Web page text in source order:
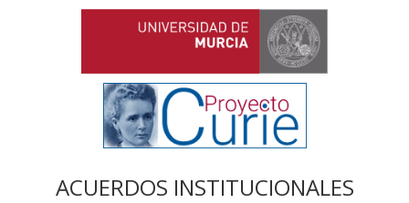
ACUERDOS INSTITUCIONALES